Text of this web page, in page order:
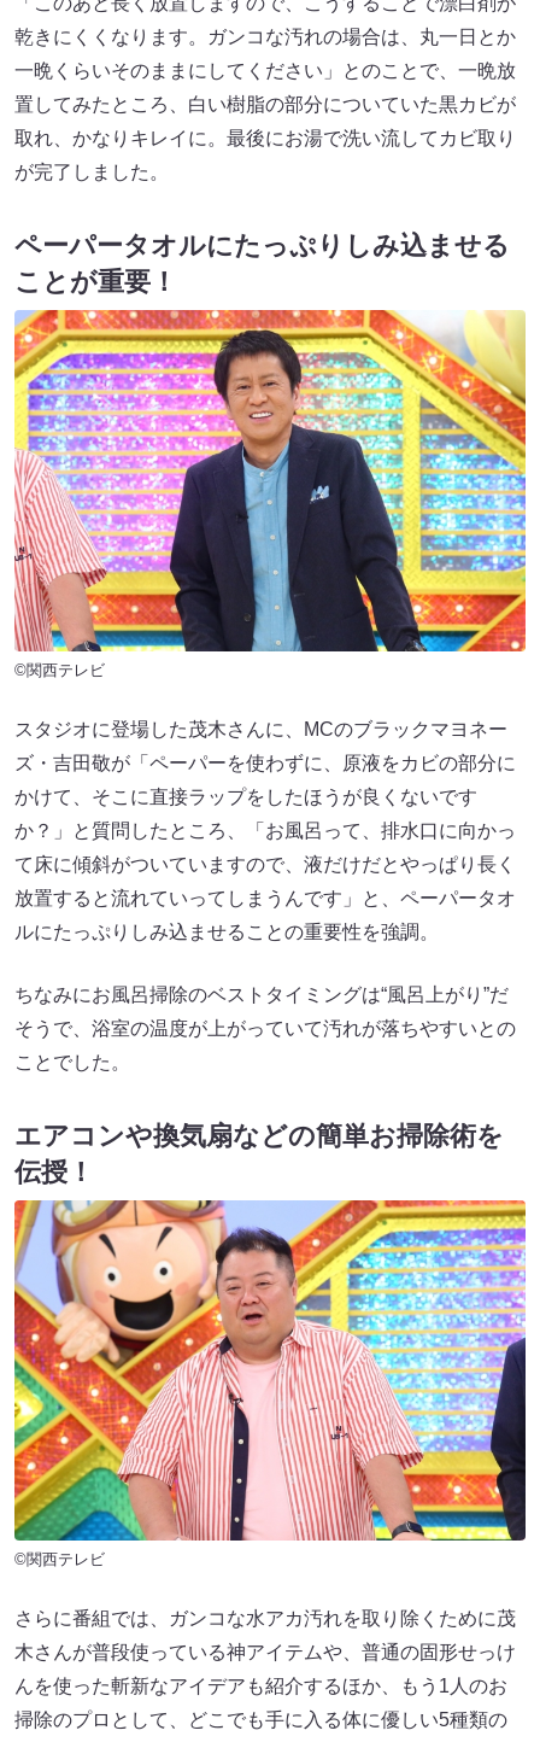
乾きにくくなります。ガンコな汚れの場合は、丸一日とか
一晩くらいそのままにしてください」とのことで、一晩放
置してみたところ、白い樹脂の部分についていた黒カビが
取れ、かなりキレイに。最後にお湯で洗い流してカビ取り
が完了しました。
ペーパータオルにたっぷりしみ込ませる
ことが重要！
©関西テレビ
スタジオに登場した茂木さんに、MCのブラックマヨネー
ズ・吉田敬が「ペーパーを使わずに、原液をカビの部分に
かけて、そこに直接ラップをしたほうが良くないです
か？」と質問したところ、「お風呂って、排水口に向かっ
て床に傾斜がついていますので、液だけだとやっぱり長く
放置すると流れていってしまうんです」と、ペーパータオ
ルにたっぷりしみ込ませることの重要性を強調。
ちなみにお風呂掃除のベストタイミングは“風呂上がり”だ
そうで、浴室の温度が上がっていて汚れが落ちやすいとの
ことでした。
エアコンや換気扇などの簡単お掃除術を
伝授！
©関西テレビ
さらに番組では、ガンコな水アカ汚れを取り除くために茂
木さんが普段使っている神アイテムや、普通の固形せっけ
んを使った斬新なアイデアも紹介するほか、もう1人のお
掃除のプロとして、どこでも手に入る体に優しい5種類の